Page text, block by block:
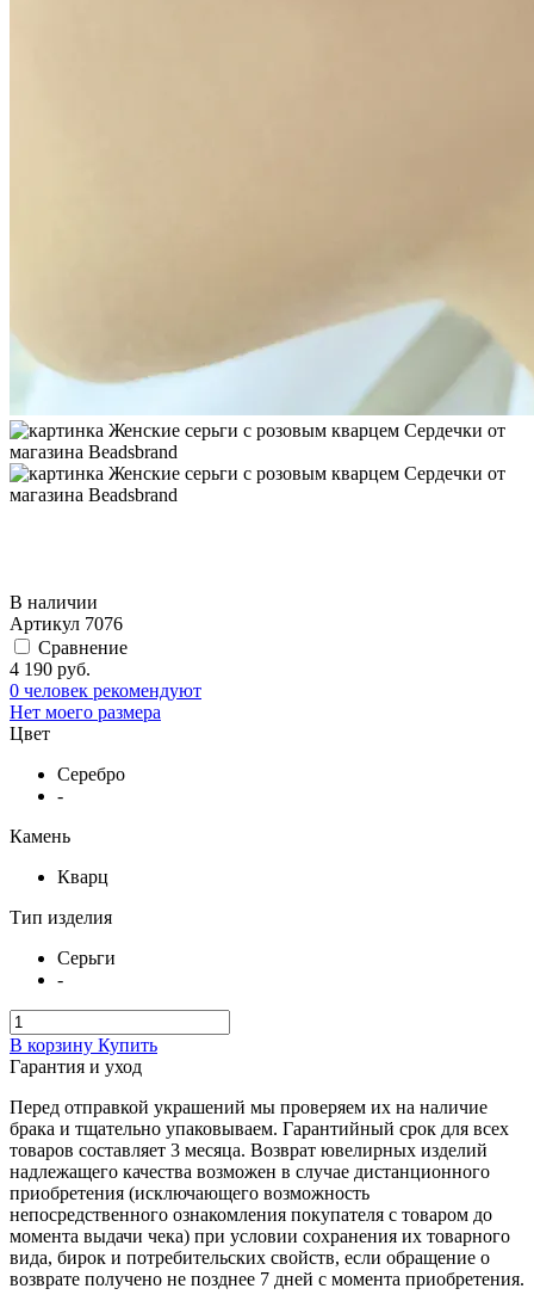
В наличии
Артикул 7076
Сравнение
4 190 руб.
0 человек рекомендуют
Нет моего размера
Цвет
Серебро
-
Камень
Кварц
Тип изделия
Серьги
-
В корзину Купить
Гарантия и уход
Перед отправкой украшений мы проверяем их на наличие
брака и тщательно упаковываем. Гарантийный срок для всех
товаров составляет 3 месяца. Возврат ювелирных изделий
надлежащего качества возможен в случае дистанционного
приобретения (исключающего возможность
непосредственного ознакомления покупателя с товаром до
момента выдачи чека) при условии сохранения их товарного
вида, бирок и потребительских свойств, если обращение о
возврате получено не позднее 7 дней с момента приобретения.